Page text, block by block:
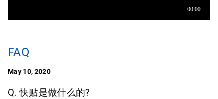
FAQ
May 10, 2020
Q. 快贴是做什么的?